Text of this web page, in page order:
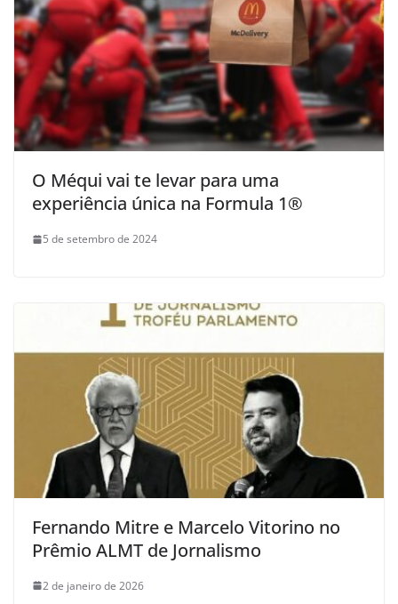
O Méqui vai te levar para uma
experiência única na Formula 1®
5 de setembro de 2024
Fernando Mitre e Marcelo Vitorino no
Prêmio ALMT de Jornalismo
2 de janeiro de 2026